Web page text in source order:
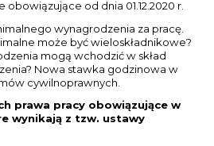
od dnia 01.12.2020 r.
wynagrodzenia za pracę.
może być wieloskładnikowe?
mogą wchodzić w skład
Nowa stawka godzinowa w
cywilnoprawnych.
prawa pracy obowiązujące w
wynikają z tzw. ustawy